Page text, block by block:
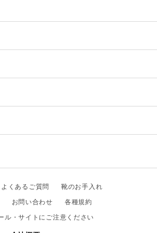
よくあるご質問
靴のお手入れ
お問い合わせ
各種規約
ル・サイトにご注意ください